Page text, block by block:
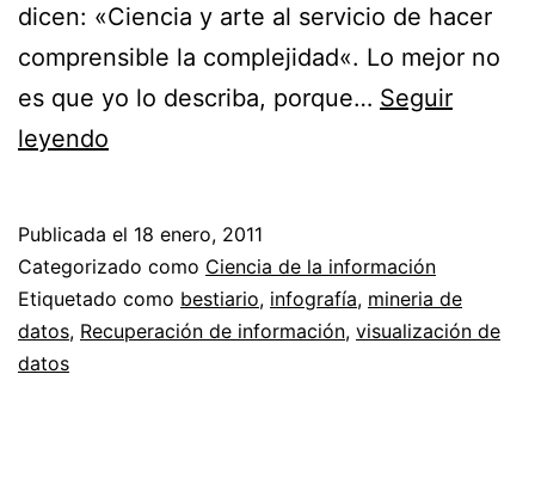
dicen: «Ciencia y arte al servicio de hacer
comprensible la complejidad«. Lo mejor no
es que yo lo describa, porque… Seguir
leyendo
//
Bestiario
Publicada el 18 enero, 2011
Categorizado como Ciencia de la información
Etiquetado como bestiario, infografía, mineria de
datos, Recuperación de información, visualización de
datos